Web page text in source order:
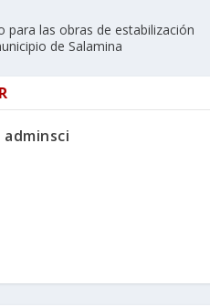
para las obras de estabilización
de Salamina
adminsci